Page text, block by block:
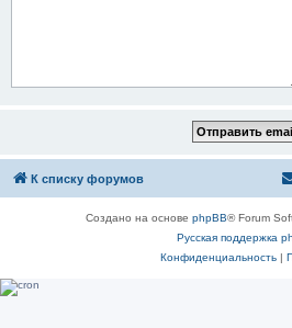
К списку форумов
Создано на основе phpBB® Forum
Русская поддержка
Конфиденциальность|